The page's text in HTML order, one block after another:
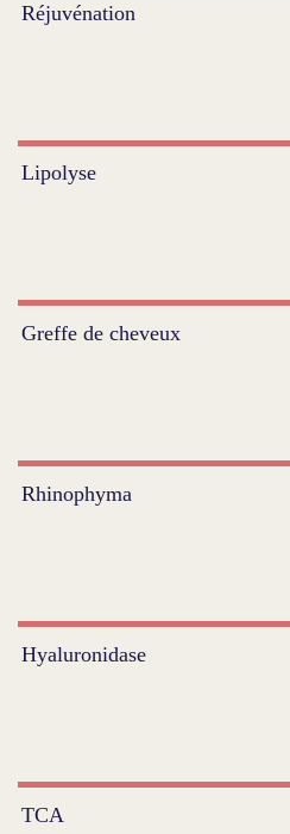
Réjuvénation
Lipolyse
Greffe de cheveux
Rhinophyma
Hyaluronidase
TCA